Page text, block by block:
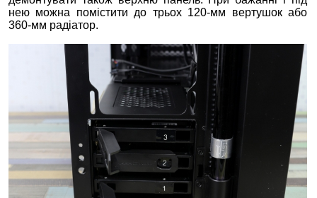
нею можна помістити до трьох 120-мм вертушок або
360-мм радіатор.